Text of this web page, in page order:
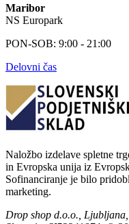
Maribor
NS Europark
PON-SOB: 9:00 - 21:00
Delovni čas
Naložbo izdelave spletne
in Evropska unija iz
Sofinanciranje je bilo
marketing.
Drop shop d.o.o.,